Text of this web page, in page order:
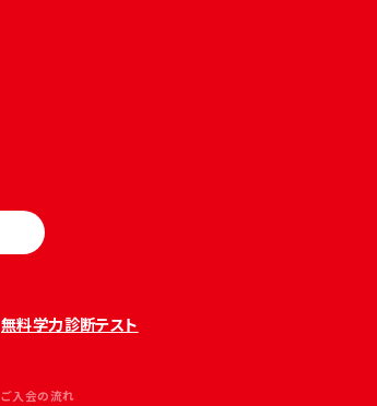
無料学力診断テスト
ご入会の流れ